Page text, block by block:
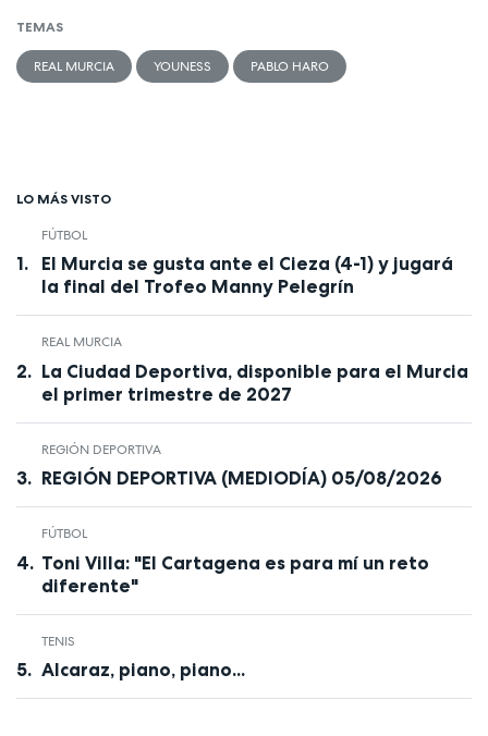
TEMAS
REAL MURCIA YOUNESS PABLO HARO
LO MÁS VISTO
FÚTBOL
El Murcia se gusta ante el Cieza (4-1) y jugará
la final del Trofeo Manny Pelegrín
REAL MURCIA
La Ciudad Deportiva, disponible para el Murcia
el primer trimestre de 2027
REGIÓN DEPORTIVA
REGIÓN DEPORTIVA (MEDIODÍA) 05/08/2026
FÚTBOL
Toni Villa: "El Cartagena es para mí un reto
diferente"
TENIS
Alcaraz, piano, piano...